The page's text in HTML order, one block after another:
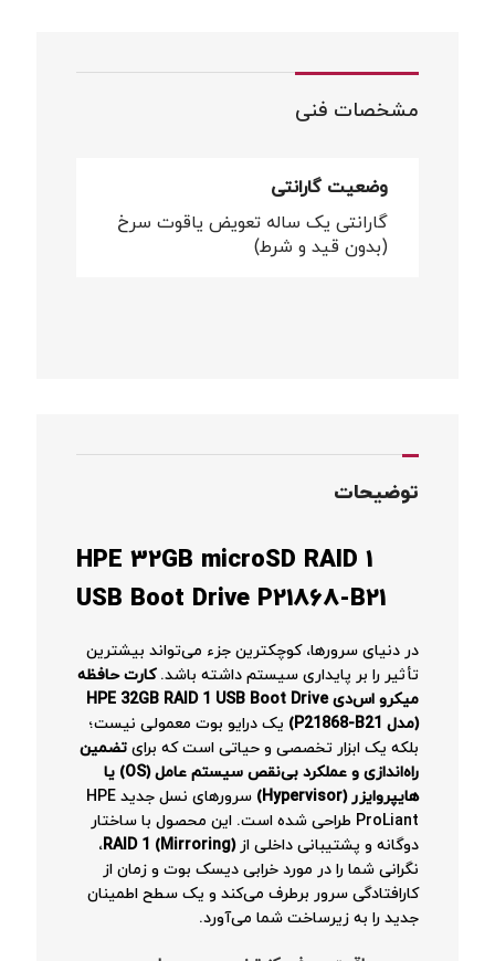
مشخصات فنی
وضعیت گارانتی
گارانتی یک ساله تعویض یاقوت سرخ
(بدون قید و شرط)
توضیحات
HPE 32GB microSD RAID 1
USB Boot Drive P21868-B21
در دنیای سرورها، کوچکترین جزء می‌تواند بیشترین
تأثیر را بر پایداری سیستم داشته باشد.کارت حافظه
میکرو اس‌دی HPE 32GB RAID 1 USB Boot Drive
(مدل P21868-B21)
یک درایو بوت معمولی نیست؛
بلکه یک ابزار تخصصی و حیاتی است که برای تضمین
راه‌اندازی و عملکرد بی‌نقص سیستم عامل (OS) یا
هایپروایزر (Hypervisor)
سرورهای نسل جدید HPE
ProLiant طراحی شده است. این محصول با ساختار
دوگانه و پشتیبانی داخلی ازRAID 1 (Mirroring)،
نگرانی شما را در مورد خرابی دیسک بوت و زمان از
کارافتادگی سرور برطرف می‌کند و یک سطح اطمینان
جدید را به زیرساخت شما می‌آورد.